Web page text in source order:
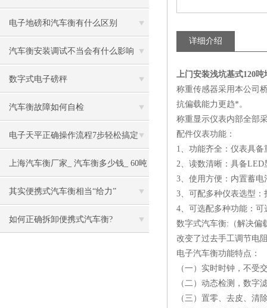
电子地磅和汽车衡有什么区别
汽车衡安装调试不当会有什么影响
数字式电子磅秤
汽车衡故障如何自检
电子天平正确操作流程7步轻松搞定
上海汽车衡厂家_ 汽车衡多少钱_ 60吨
电子汽车衡
其实便携式汽车衡相当“给力”
如何正确拆卸便携式汽车衡?
详细介绍
上门安装浅坑基式120吨
称重传感器采用本公司
抗偏载能力更趋*。
称重显示仪表内部全部
配件仪表功能：
1、功能齐全：仪表具
2、读数清晰：具备
3、使用方便：内置蓄
3、可配多种仪表选型
4、可选配多种功能：
数字式汽车衡:（解决偏
改变了过去手工调节电
电子汽车衡功能特点：
（一）实时时钟，不受
（二）动态检测，数字
（三）置零、去皮、清